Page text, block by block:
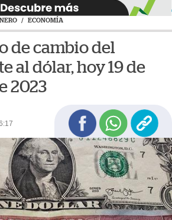
/ ECONOMÍA
de cambio del
al dólar, hoy 19 de
2023